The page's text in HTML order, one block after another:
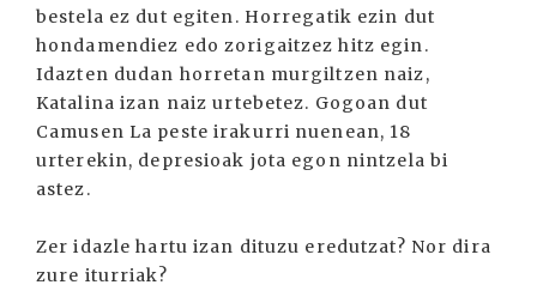
bestela ez dut egiten. Horregatik ezin dut
hondamendiez edo zorigaitzez hitz egin.
Idazten dudan horretan murgiltzen naiz,
Katalina izan naiz urtebetez. Gogoan dut
Camusen La peste irakurri nuenean, 18
urterekin, depresioak jota egon nintzela bi
astez.
Zer idazle hartu izan dituzu eredutzat? Nor dira
zure iturriak?